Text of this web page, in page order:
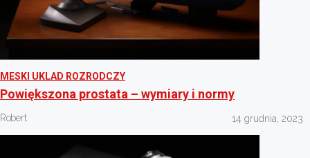
MESKI UKLAD ROZRODCZY
Powiększona prostata – wymiary i normy
Robert 14 grudnia, 2023